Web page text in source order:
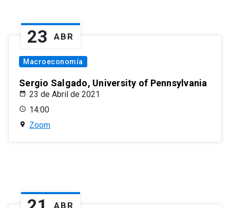
23 ABR
Macroeconomía
Sergio Salgado, University of Pennsylvania
23 de Abril de 2021
14:00
Zoom
ABR